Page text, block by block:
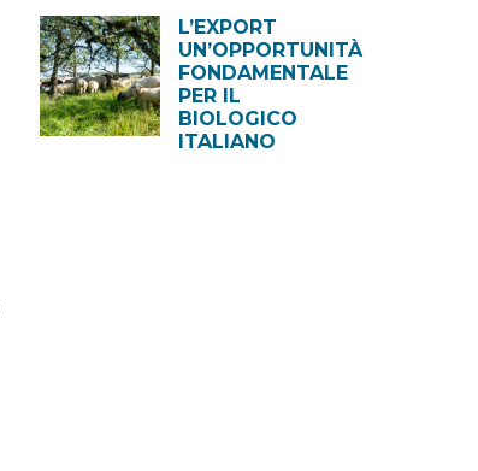
L’EXPORT
UN’OPPORTUNITÀ
FONDAMENTALE
PER IL
BIOLOGICO
ITALIANO